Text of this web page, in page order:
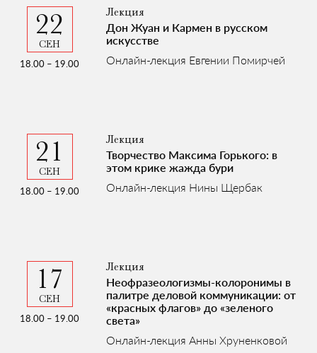
22
18.00 – 19.00
Лекция
Дон Жуан и Кармен в русском
искусстве
Онлайн-лекция Евгении Помирчей
21
18.00 – 19.00
Лекция
Творчество Максима Горького: в
этом крике жажда бури
Онлайн-лекция Нины Щербак
17
18.00 – 19.00
Лекция
Неофразеологизмы-колоронимы в
палитре деловой коммуникации: от
«красных флагов» до «зеленого
света»
Онлайн-лекция Анны Хруненковой